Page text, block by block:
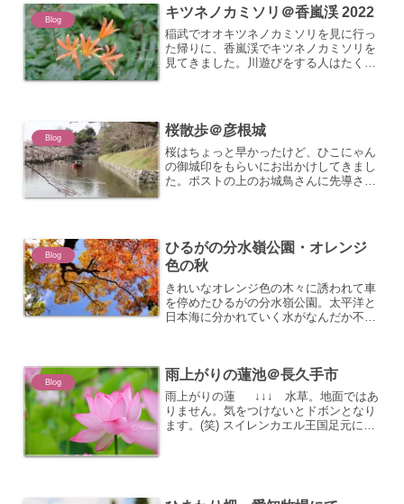
（笑）片方には外側からステ...
Blog キツネノカミソリ＠香嵐渓 2022
稲武でオオキツネノカミソリを見に行っ
た帰りに、香嵐渓でキツネノカミソリを
見てきました。川遊びをする人はたくさ
道。でもここは整備されている...
Blog 桜散歩＠彦根城
桜はちょっと早かったけど、ひこにゃん
の御城印をもらいにお出かけしてきまし
た。ポストの上のお城鳥さんに先導され
Blog
ひるがの分水嶺公園・オレンジ
色の秋
きれいなオレンジ色の木々に誘われて車
を停めたひるがの分水嶺公園。太平洋と
日本海に分かれていく水がなんだか不思
Blog 雨上がりの蓮池＠長久手市
雨上がりの蓮 ↓↓↓ 水草。地面ではあ
りません。気をつけないとドボンとなり
ます。(笑) スイレンカエル王国足元には